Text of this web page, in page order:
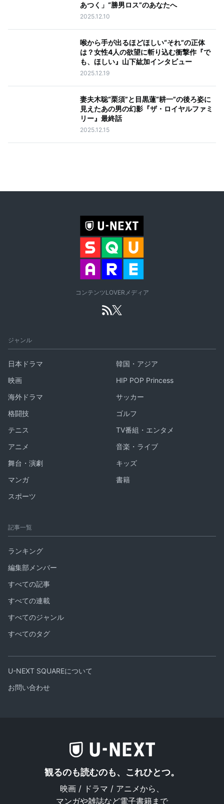
あつく」“勝男ロス”のあなたへ
2025.12.10
喉から手が出るほどほしい“それ”の正体
は？女性4人の欲望に斬り込む衝撃作『で
も、ほしい』山下紘加インタビュー
2025.12.19
妻夫木聡“栗須”と目黒蓮“耕一”の後ろ姿に
見えたあの男の幻影『ザ・ロイヤルファミ
リー』最終話
2025.12.15
コンテンツLOVERメディア
ジャンル
日本ドラマ
韓国・アジア
映画
HIP POP Princess
海外ドラマ
サッカー
格闘技
ゴルフ
テニス
TV番組・エンタメ
アニメ
音楽・ライブ
舞台・演劇
キッズ
マンガ
書籍
スポーツ
記事一覧
ランキング
編集部メンバー
すべての記事
すべての連載
すべてのジャンル
すべてのタグ
U-NEXT SQUAREについて
お問い合わせ
観るのも読むのも、これひとつ。
映画 / ドラマ / アニメから、
マンガや雑誌など電子書籍まで